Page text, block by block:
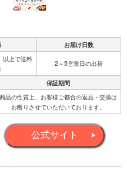
お届け日数
以上で送料
2～5営業日の出荷
保証期間
商品の性質上、お客様ご都合の返品・交換は
お断りさせていただいております。
公式サイト